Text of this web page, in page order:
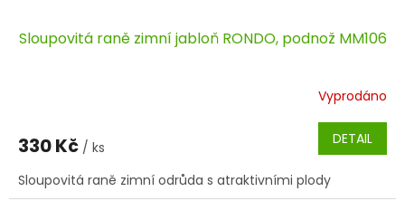
Sloupovitá raně zimní jabloň RONDO, podnož MM106
Vyprodáno
330 Kč / ks DETAIL
Sloupovitá raně zimní odrůda s atraktivními plody